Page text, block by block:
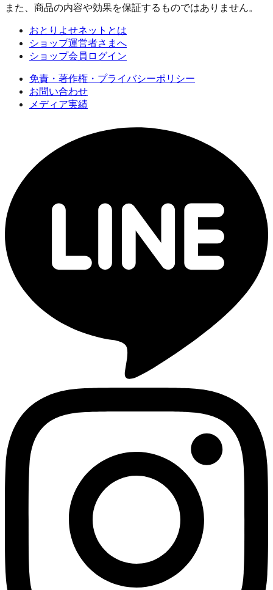
また、商品の内容や効果を保証するものではありません。
おとりよせネットとは
ショップ運営者さまへ
ショップ会員ログイン
免責・著作権・プライバシーポリシー
お問い合わせ
メディア実績